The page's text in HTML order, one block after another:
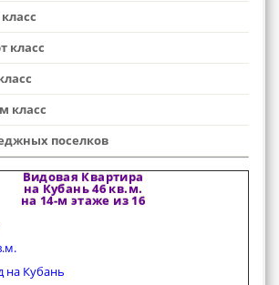
класс
класс
поселков
Видовая Квартира
на Кубань 46 кв.м.
на 14-м этаже из 16
Кубань